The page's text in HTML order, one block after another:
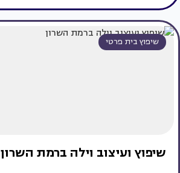
שיפוץ בית פרטי
שיפוץ ועיצוב וילה ברמת השרון